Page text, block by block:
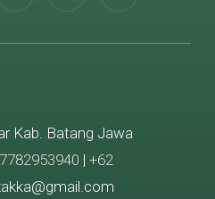
Kab. Batang Jawa
| +62